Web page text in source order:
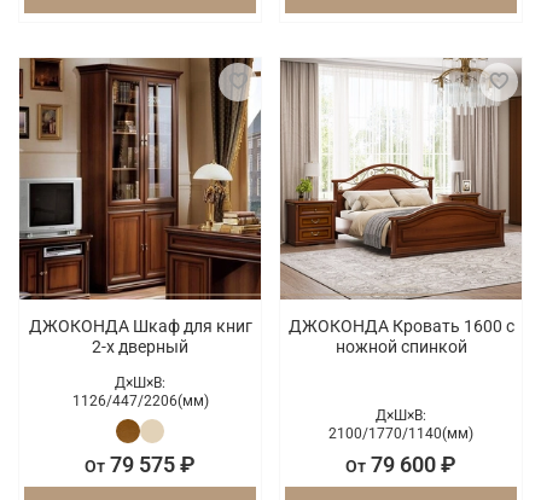
ДЖОКОНДА Шкаф для книг
2-х дверный
Д×Ш×В:
1126/447/2206(мм)
От 79 575 ₽
ДЖОКОНДА Кровать 1600 с
ножной спинкой
Д×Ш×В:
2100/1770/1140(мм)
От 79 600 ₽